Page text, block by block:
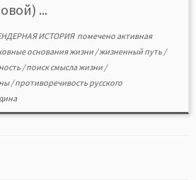
...
ИСТОРИЯ помечено активная
основания жизни/жизненный путь /
/поиск смысла жизни /
/противоречивость русского